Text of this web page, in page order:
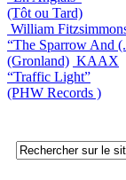
(Tôt ou Tard)
William
“The Sparrow And
(Gronland) KAAX
“Traffic Light”
(PHW Records )